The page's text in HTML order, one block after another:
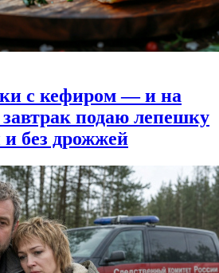
с кефиром — и на
подаю лепешку
без дрожжей